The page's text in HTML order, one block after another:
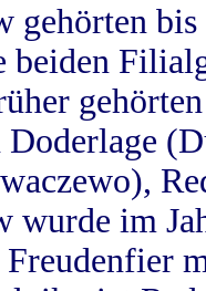
gehörten
beiden
im
Freudenfier